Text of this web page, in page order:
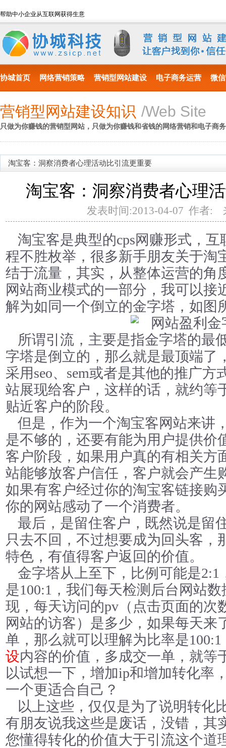
帮助中小企业从互联网获得生意
协城首页 网络营销策略 营销型网站建设 电子商务运营 微
营销型网站建设知识 /Web Site
只做为你赚钱的营销型网站，只做为你赚钱和省钱的网络营销和电子商务
淘宝客：洞察消费者心理活动比引流更重要
淘宝客：洞察消费者心理
发表时间:2013-04-07 作者
淘宝客是典型的cps网赚形式，
程不胜枚举，很多新手朋友关于淘
结于流量，其实，从整体运营的角
网站商业模式的一部分，我可以接
解为如同一个倒立的金字塔，如图
所谓引流，主要是指金字塔的最
字塔是倒立的，那么就是最顶端了
采用seo、sem或者是其他的推广方
站展现给客户，这样的话，就约等
贴近客户的阶段。
但是，作为一个淘宝客网站来讲
是不够的，还要有能为用户提供价
客户阶段，如果用户真的有相关方
站能够放客户信任，客户就会产生
如果有客户经过你的淘宝客链接购
你的网站感动了一个消费者。
最后，是留住客户，既然说是留
只去不回，不过想要成为回头客，
特色，有值得客户返回的价值。
金字塔从上至下，比例可能是2:1
是100:1，我们每天检测后台网站
现，每天访问的pv（点击页面的次
网站的访客）是多少，如果每天来
单，那么就可以理解为比率是
设内容的价值，多成交一单，就等
以试想一下，增加ip和增加转化率
一个更适合自己？
以上这些，仅仅是为了说明转化
有朋友说我这些是废话，没错，其
您懂得转化的价值大于引流这个道